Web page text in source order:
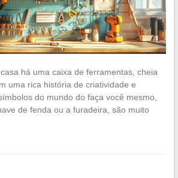
há uma caixa de ferramentas, cheia
uma rica história de criatividade e
do mundo do faça você mesmo,
de fenda ou a furadeira, são muito